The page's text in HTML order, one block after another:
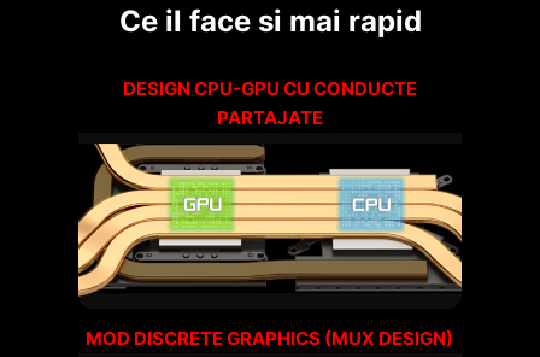
Ce il face si mai rapid
DESIGN CPU-GPU CU CONDUCTE
PARTAJATE
MOD DISCRETE GRAPHICS (MUX DESIGN)